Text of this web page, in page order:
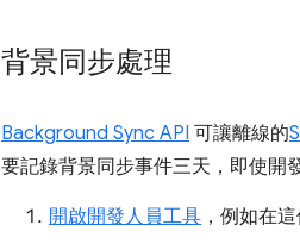
背景同步處理
Background Sync API 可讓離線的
要記錄背景同步事件三天，即使開
開啟開發人員工具 ，例如在